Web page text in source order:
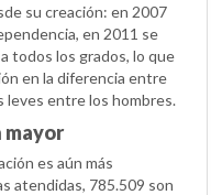
su creación: en 2007
en 2011 se
todos los grados, lo que
en la diferencia entre
leves entre los hombres.
mayor
es aún más
atendidas, 785.509 son